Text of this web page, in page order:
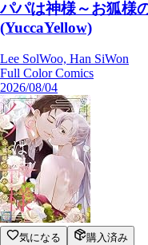
パパは神様～お狐様
(YuccaYellow)
Lee SolWoo, Han SiWon
Full Color Comics
2026/08/04
気になる 購入済み